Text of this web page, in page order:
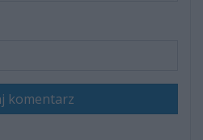
komentarz